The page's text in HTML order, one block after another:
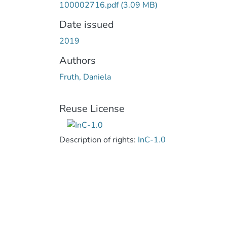
100002716.pdf(3.09 MB)
Date issued
2019
Authors
Fruth, Daniela
Reuse License
Description of rights: InC-1.0